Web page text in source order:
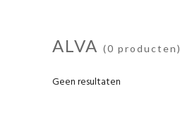
ALVA (0 producten)
Geen resultaten